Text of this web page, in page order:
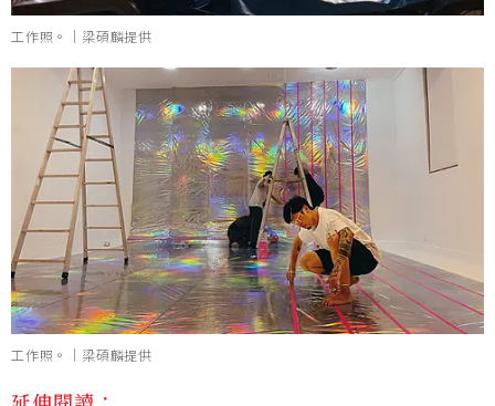
工作照。｜梁碩麟提供
工作照。｜梁碩麟提供